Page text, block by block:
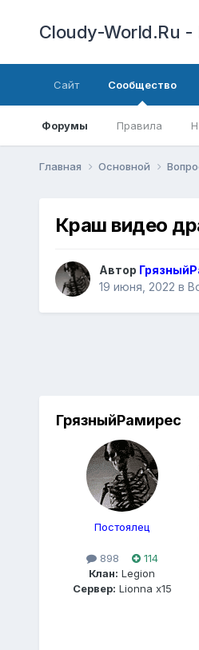
Cloudy-World.Ru -
Сайт Сообщество
Форумы Правила
Главная Основной
Краш видео
Автор
19 июня, 2022 в
ГрязныйРамирес
Постоялец
898
114
Клан: Legion
Сервер: Lionna x15